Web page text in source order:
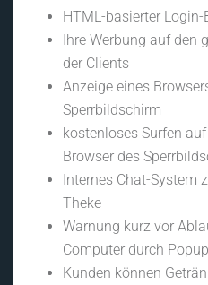
HTML-basierter
Ihre Werbung auf den
der Clients
Anzeige eines
Sperrbildschirm
kostenloses Surfen
Browser des
Internes Chat-System
Theke
Warnung kurz vor
Computer durch
Kunden können